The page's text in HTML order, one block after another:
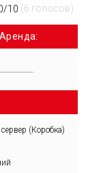
10 (6 голосов)
Аренда:
(Коробка)